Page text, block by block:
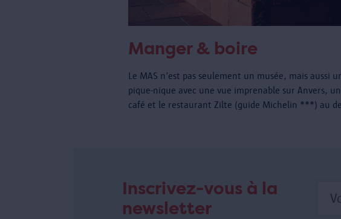
Manger & boire
Le MAS n’est pas seulement un musée, mais aussi
pique-nique avec une vue imprenable sur Anvers,
café et le restaurant Zilte (guide Michelin ***) au
Inscrivez-vous à la
newsletter